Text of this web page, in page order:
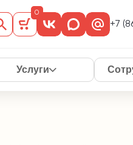
0
+7
Услуги